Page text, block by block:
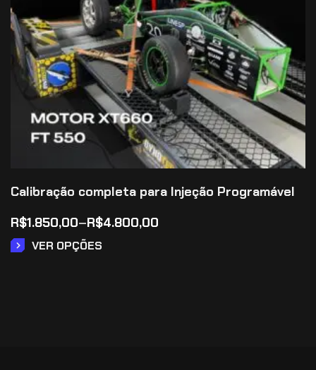
Calibração completa para Injeção Programável
R$1.850,00–R$4.800,00
VER OPÇÕES